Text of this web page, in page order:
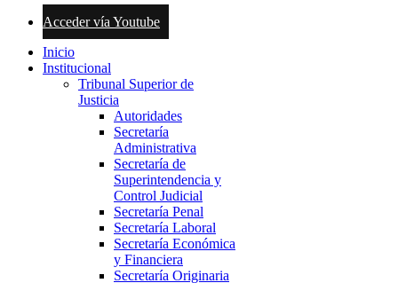
Acceder vía Youtube
Inicio
Institucional
Tribunal Superior de
Justicia
Autoridades
Secretaría
Administrativa
Secretaría de
Superintendencia y
Control Judicial
Secretaría Penal
Secretaría Laboral
Secretaría Económica
y Financiera
Secretaría Originaria